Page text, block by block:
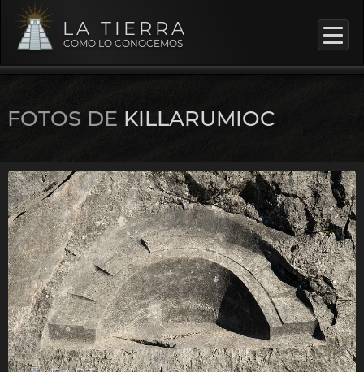
LA TIERRA
COMO LO CONOCEMOS
FOTOS DE KILLARUMIOC